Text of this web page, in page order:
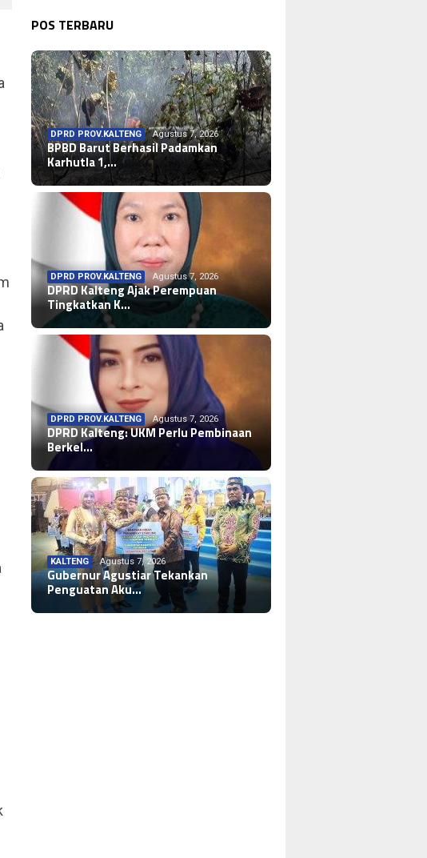
POS TERBARU
Desa se…
DPRD PROV.KALTENG Agustus 7, 2026
BPBD Barut Berhasil Padamkan
Karhutla 1,…
DPRD PROV.KALTENG Agustus 7, 2026
DPRD Kalteng Ajak Perempuan
Tingkatkan K…
DPRD PROV.KALTENG Agustus 7, 2026
DPRD Kalteng: UKM Perlu Pembinaan
Berkel…
KALTENG Agustus 7, 2026
Gubernur Agustiar Tekankan
Penguatan Aku…